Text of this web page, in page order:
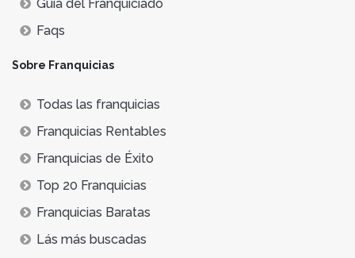
Guía del Franquiciado
Faqs
Sobre Franquicias
Todas las franquicias
Franquicias Rentables
Franquicias de Éxito
Top 20 Franquicias
Franquicias Baratas
Lás más buscadas